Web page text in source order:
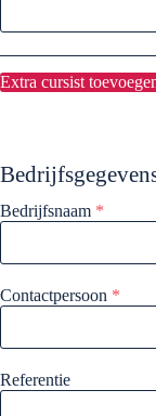
Extra cursist
Bedrijfsnaam *
Contactpersoon *
Referentie